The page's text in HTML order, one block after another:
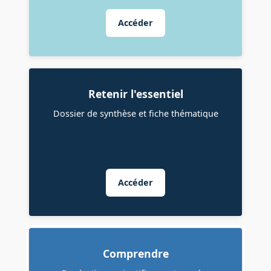
Accéder
Retenir l'essentiel
Dossier de synthèse et fiche thématique
Accéder
Comprendre